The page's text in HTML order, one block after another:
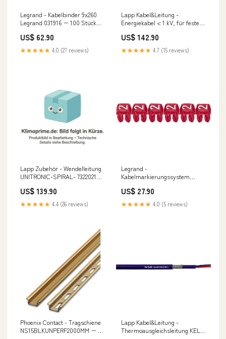
Legrand - Kabelbinder 9x260
Legrand 031916 − 100 Stück
US$ 62.90
★★★★★ 4.0 (27 reviews)
Lapp Kabel&Leitung -
Energiekabel < 1 kV, für feste
4560037S/100 − 100 Meter
Camper Ausbau Set
US$ 142.90
★★★★★ 4.7 (15 reviews)
Lapp Zubehör - Wendelleitung
UNITRONIC-SPIRAL- 73220210
produkte
US$ 139.90
★★★★★ 4.4 (26 reviews)
Legrand -
Kabelmarkierungssystem
− 300 Stück MXZ-4F72VF3
US$ 27.90
★★★★★ 4.0 (5 reviews)
Phoenix Contact - Tragschiene
NS15BLKUNPERF2000MM − 10
Lapp Kabel&Leitung -
Thermoausgleichsleitung KEL-